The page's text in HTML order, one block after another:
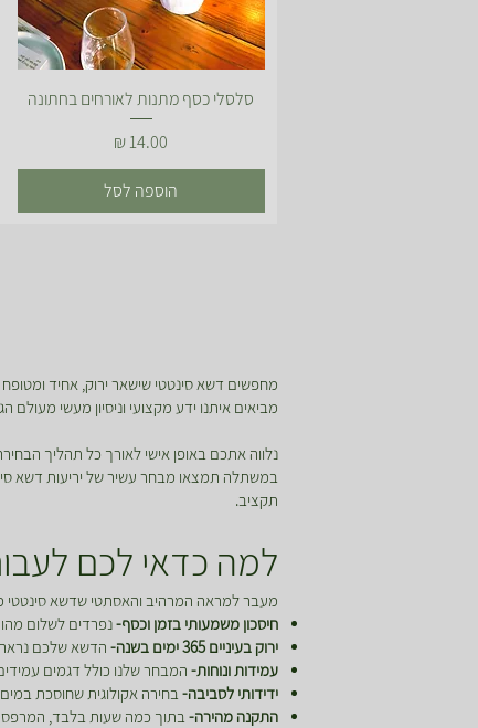
תצוגה מהירה
סלסלי כסף מתנות לאורחים בחתונה
מחיר
הוספה לסל
מחפשים דשא סינטטי שישאר ירוק, אחיד
מביאים איתנו ידע מקצועי וניסיון מעשי
נלווה אתכם באופן אישי לאורך כל תהליך
במשתלה תמצאו מבחר עשיר של יריעות דשא
תקציב.
למה כדאי לכם
מעבר למראה המרהיב והאסתטי שדשא סינטטי
חיסכון משמעותי בזמן וכסף-נפרדים לשלום
ירוק בעיניים 365 ימים בשנה-
הדשא שלכם נראה
עמידות ונוחות- המבחר שלנו כולל דגמים
ידידותי לסביבה- בחירה אקולוגית שחוסכת
התקנה מהירה- בתוך כמה שעות בלבד, המרפסת